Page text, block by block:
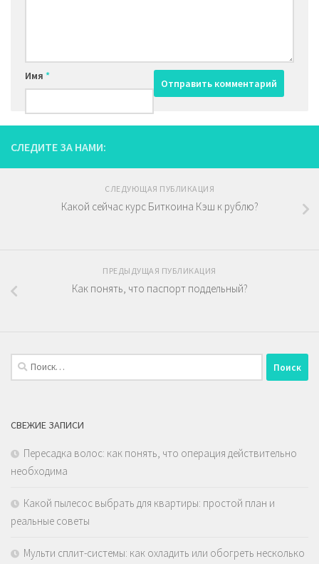
Имя *
СЛЕДИТЕ ЗА НАМИ:
СЛЕДУЮЩАЯ ПУБЛИКАЦИЯ
Какой сейчас курс Биткоина Кэш к рублю?
ПРЕДЫДУЩАЯ ПУБЛИКАЦИЯ
Как понять, что паспорт поддельный?
Найти:
СВЕЖИЕ ЗАПИСИ
Пересадка волос: как понять, что операция действительно
необходима
Какой пылесос выбрать для квартиры: простой план и
реальные советы
Мульти сплит-системы: как охладить или обогреть несколько